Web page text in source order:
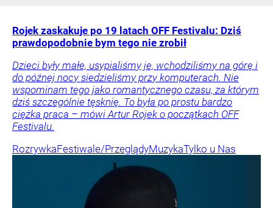
Rojek zaskakuje po 19 latach OFF Festivalu: Dziś
prawdopodobnie bym tego nie zrobił
Dzieci były małe, usypialiśmy je, wchodziliśmy na górę i
do późnej nocy siedzieliśmy przy komputerach. Nie
wspominam tego jako romantycznego czasu, za którym
dziś szczególnie tęsknię. To była po prostu bardzo
ciężka praca – mówi Artur Rojek o początkach OFF
Festivalu.
RozrywkaFestiwale/PrzeglądyMuzykaTylko u Nas